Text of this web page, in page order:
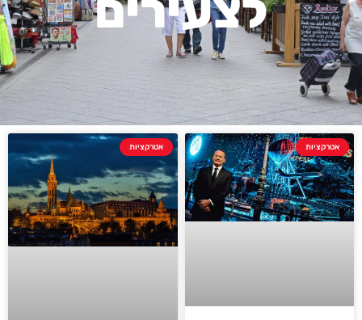
אטרקציות אטרקציות